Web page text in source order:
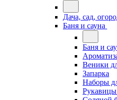
Дача, сад,
Баня и сауна
Баня и
Веники
Запарка
Наборы